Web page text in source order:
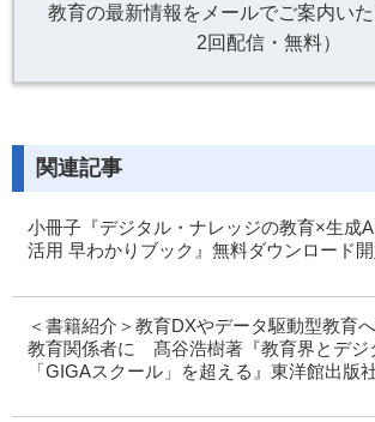
教育の最新情報をメールでご案内い
2回配信・無料）
関連記事
小冊子『デジタル・ナレッジの教育×生成
活用 早わかりブック』無料ダウンロード
＜書籍紹介＞教育DXやデータ駆動型教育
教育関係者に 髙谷浩樹著『教育界とデジ
「GIGAスクール」を超える』東洋館出版